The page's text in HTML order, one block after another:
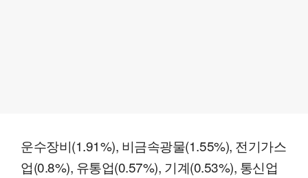
운수장비(1.91%), 비금속광물(1.55%), 전기가스
업(0.8%), 유통업(0.57%), 기계(0.53%), 통신업